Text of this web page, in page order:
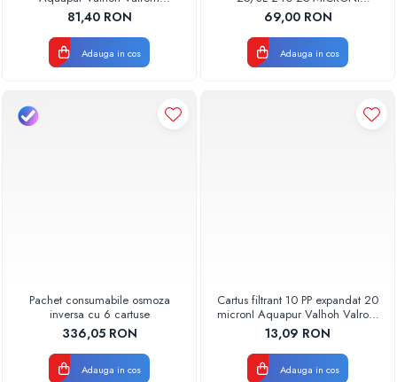
AQUA00110001032
81,40 RON
Adauga in cos
MANSOANE FILTRARE SET 5BUC
69,00 RON
Adauga in cos
Pachet consumabile osmoza
inversa cu 6 cartuse
336,05 RON
Adauga in cos
Cartus filtrant 10 PP expandat 20
micronI Aquapur Valhoh Valrom
AQUA07000110020
13,09 RON
Adauga in cos